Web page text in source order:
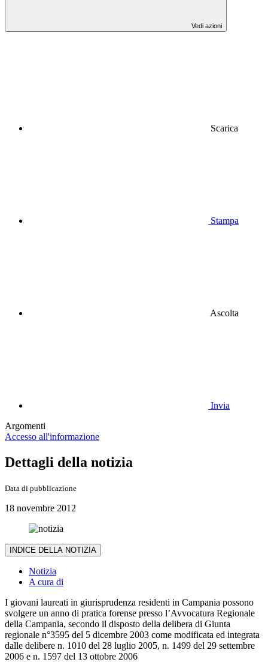
Vedi azioni
Scarica
Stampa
Ascolta
Invia
Argomenti
Accesso all'informazione
Dettagli della notizia
Data di pubblicazione
18 novembre 2012
INDICE DELLA NOTIZIA
Notizia
A cura di
I giovani laureati in giurisprudenza residenti in Campania possono
svolgere un anno di pratica forense presso l’Avvocatura Regionale
della Campania, secondo il disposto della delibera di Giunta
regionale n°3595 del 5 dicembre 2003 come modificata ed integrata
dalle delibere n. 1010 del 28 luglio 2005, n. 1499 del 29 settembre
2006 e n. 1597 del 13 ottobre 2006